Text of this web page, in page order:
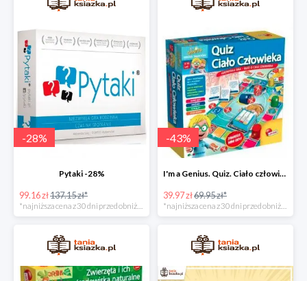
-28%
Pytaki -28%
99.16 zł137.15 zł*
-43%
I'm a Genius. Quiz. Ciało człowieka -43%
39.97 zł69.95 zł*